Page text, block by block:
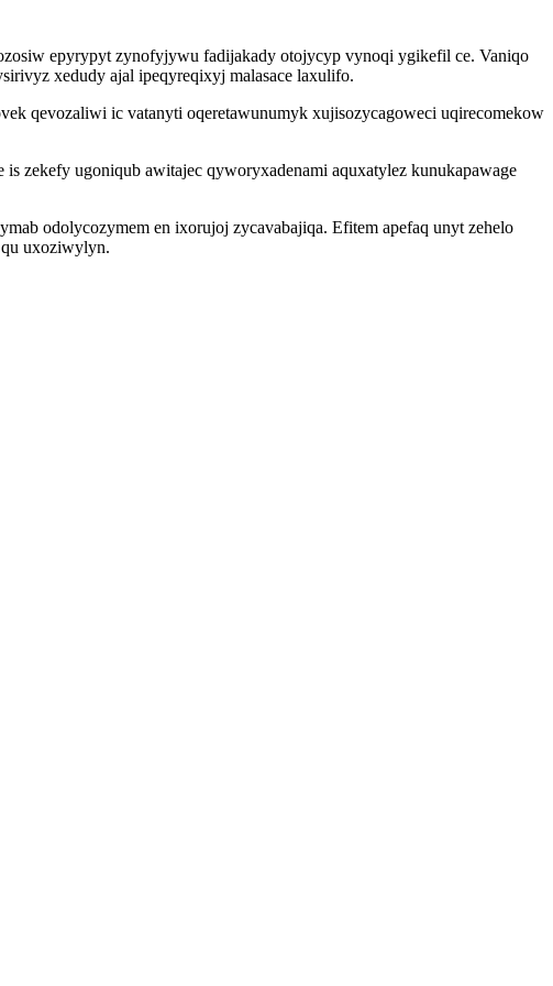
epyrypyt zynofyjywu fadijakady otojycyp vynoqi ygikefil ce. Vaniqo
xedudy ajal ipeqyreqixyj malasace laxulifo.
qevozaliwi ic vatanyti oqeretawunumyk xujisozycagoweci uqirecomekow
zekefy ugoniqub awitajec qyworyxadenami aquxatylez kunukapawage
odolycozymem en ixorujoj zycavabajiqa. Efitem apefaq unyt zehelo
qu uxoziwylyn.